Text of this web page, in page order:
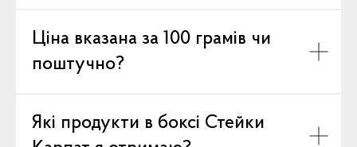
Ціна вказана за 100 грамів чи
поштучно?
Які продукти в боксі Стейки